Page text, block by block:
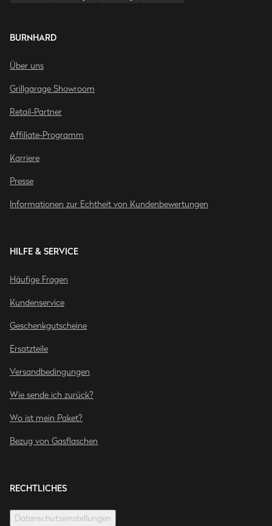
BURNHARD
Über uns
Grillgarage Showroom
Retail-Partner
Affiliate-Programm
Karriere
Presse
Informationen zur Echtheit von Kundenbewertungen
HILFE & SERVICE
Häufige Fragen
Kundenservice
Geschenkgutscheine
Ersatzteile
Versandbedingungen
Wie sende ich zurück?
Wo ist mein Paket?
Bezug von Gasflaschen
RECHTLICHES
Datenschutzeinstellungen